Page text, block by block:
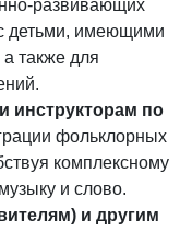
развивающих
детьми, имеющими
также для
инструкторам по
фольклорных
комплексному
и слово.
и другим